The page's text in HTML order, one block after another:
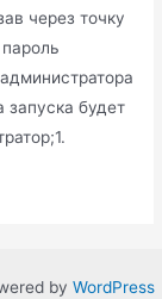
через точку
запуска будет
by WordPress